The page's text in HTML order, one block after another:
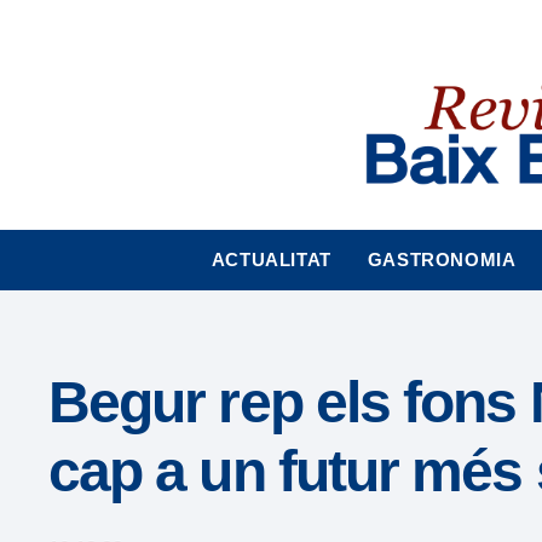
de
Presione
ACTUALITAT GASTRONOMIA
Begur rep els fons
cap a un futur